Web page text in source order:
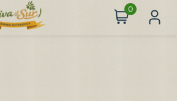
0